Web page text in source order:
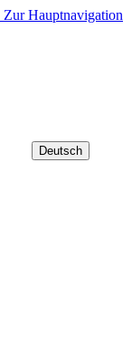
Zur Hauptnavigation
Deutsch